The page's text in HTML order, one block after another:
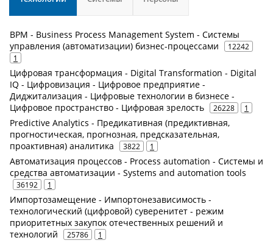
BPM - Business Process Management System - Системы
управления (автоматизации) бизнес-процессами
12242
1
Цифровая трансформация - Digital Transformation - Digital
IQ - Цифровизация - Цифровое предприятие -
Диджитализация - Цифровые технологии в бизнесе -
Цифровое пространство - Цифровая зрелость
26228 1
Predictive Analytics - Предикативная (предиктивная,
прогностическая, прогнозная, предсказательная,
проактивная) аналитика
3822 1
Автоматизация процессов - Process automation - Системы и
средства автоматизации - Systems and automation tools
36192 1
Импортозамещение - Импортонезависимость -
технологический (цифровой) суверенитет - режим
приоритетных закупок отечественных решений и
технологий
25786 1